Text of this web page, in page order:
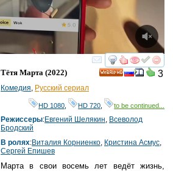
смотреть
3
Тётя Марта (2022)
Комедия, Русский сериал
HD 1080 HD 720 to be continued...
Режиссеры:Евгений Шелякин, Всеволод
Бродский
В ролях:Виталия Корниенко, Кристина Асмус,
Сергей Епишев
Марта в свои восемь лет ведёт жизнь,